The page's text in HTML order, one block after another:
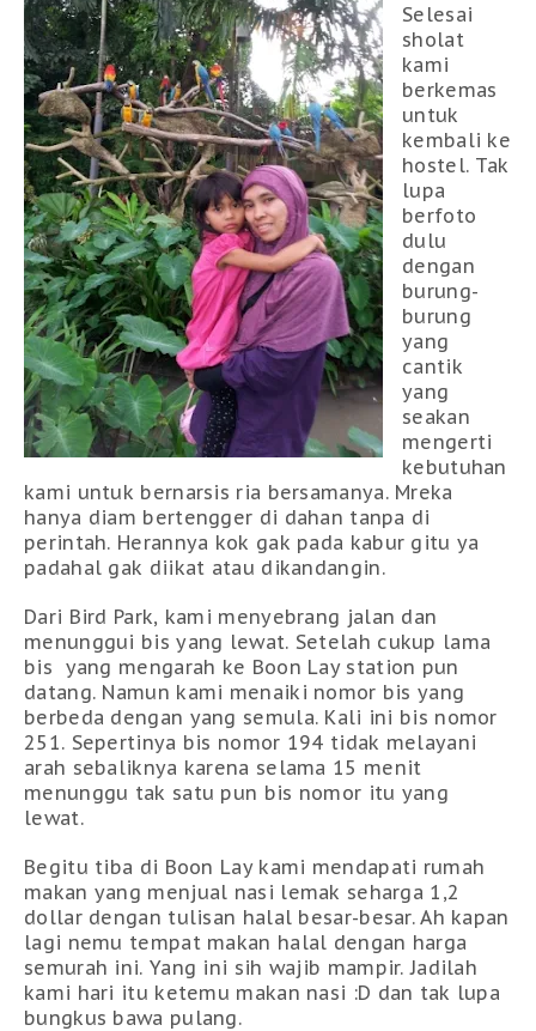
Selesai
sholat
kami
berkemas
untuk
kembali ke
hostel. Tak
lupa
berfoto
dulu
dengan
burung-
burung
yang
cantik
yang
seakan
mengerti
kebutuhan
kami untuk bernarsis ria bersamanya. Mreka
hanya diam bertengger di dahan tanpa di
perintah. Herannya kok gak pada kabur gitu ya
padahal gak diikat atau dikandangin.
Dari Bird Park, kami menyebrang jalan dan
menunggui bis yang lewat. Setelah cukup lama
bis yang mengarah ke Boon Lay station pun
datang. Namun kami menaiki nomor bis yang
berbeda dengan yang semula. Kali ini bis nomor
251. Sepertinya bis nomor 194 tidak melayani
arah sebaliknya karena selama 15 menit
menunggu tak satu pun bis nomor itu yang
lewat.
Begitu tiba di Boon Lay kami mendapati rumah
makan yang menjual nasi lemak seharga 1,2
dollar dengan tulisan halal besar-besar. Ah kapan
lagi nemu tempat makan halal dengan harga
semurah ini. Yang ini sih wajib mampir. Jadilah
kami hari itu ketemu makan nasi :D dan tak lupa
bungkus bawa pulang.